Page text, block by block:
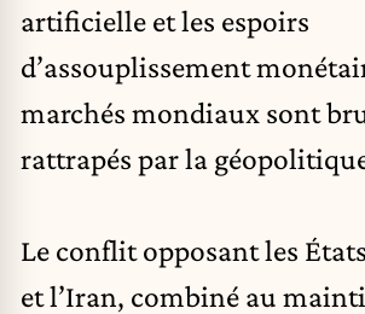
artificielle et les espoirs
d’assouplissement
marchés mondiaux sont
rattrapés par la
Le conflit opposant les
et l’Iran, combiné au